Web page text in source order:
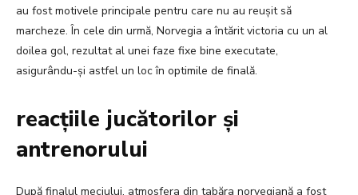
au fost motivele principale pentru care nu au reușit să
marcheze. În cele din urmă, Norvegia a întărit victoria cu un al
doilea gol, rezultat al unei faze fixe bine executate,
asigurându-și astfel un loc în optimile de finală.
reacțiile jucătorilor și
antrenorului
După finalul meciului, atmosfera din tabăra norvegiană a fost